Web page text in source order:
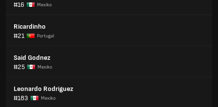
#16
Mexiko
Ricardinho
#21
Portugal
Said Godnez
#25
Mexiko
Leonardo Rodriguez
#183
Mexiko